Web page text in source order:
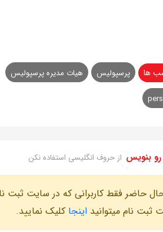
ها پرسپولیس هیات مدیره پرسپولیس
بنویس از حروف انگلیسی استفاده نکن
حاضر فقط کاربرانی که در سایت ثبت
ثبت نام میتوانید اینجا کلیک نمایید.